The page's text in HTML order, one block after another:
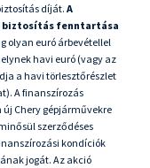
díját. A
biztosítás fenntartása
olyan euró árbevétellel
havi euró (vagy az
a havi törlesztőrészlet
A finanszírozás
új Chery gépjárművekre
szerződéses
kondíciók
jogát. Az akció